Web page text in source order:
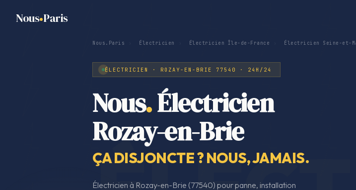
Nous Paris
Nous.Paris Électricien Électricien Île-de-France Électricien Seine-et-
ÉLECTRICIEN · ROZAY-EN-BRIE 77540 · 24H/24
Nous.Électricien
Rozay-en-Brie
ÇA DISJONCTE ? NOUS, JAMAIS.
Électricien à Rozay-en-Brie (77540) pour panne, installation